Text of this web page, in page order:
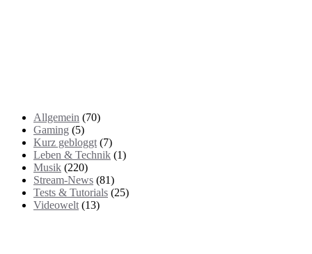
Allgemein (70)
Gaming (5)
Kurz gebloggt (7)
Leben & Technik (1)
Musik (220)
Stream-News (81)
Tests & Tutorials (25)
Videowelt (13)